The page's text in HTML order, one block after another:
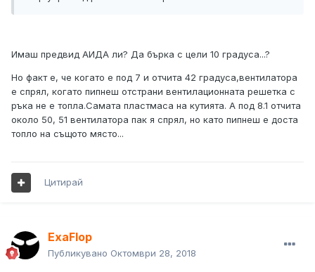
Имаш предвид АИДА ли? Да бърка с цели 10 градуса...?
Но факт е, че когато е под 7 и отчита 42 градуса,вентилатора
е спрял, когато пипнеш отстрани вентилационната решетка с
ръка не е топла.Самата пластмаса на кутията. А под 8.1 отчита
около 50, 51 вентилатора пак я спрял, но като пипнеш е доста
топло на същото място...
Цитирай
ExaFlop
Публикувано Октомври 28, 2018